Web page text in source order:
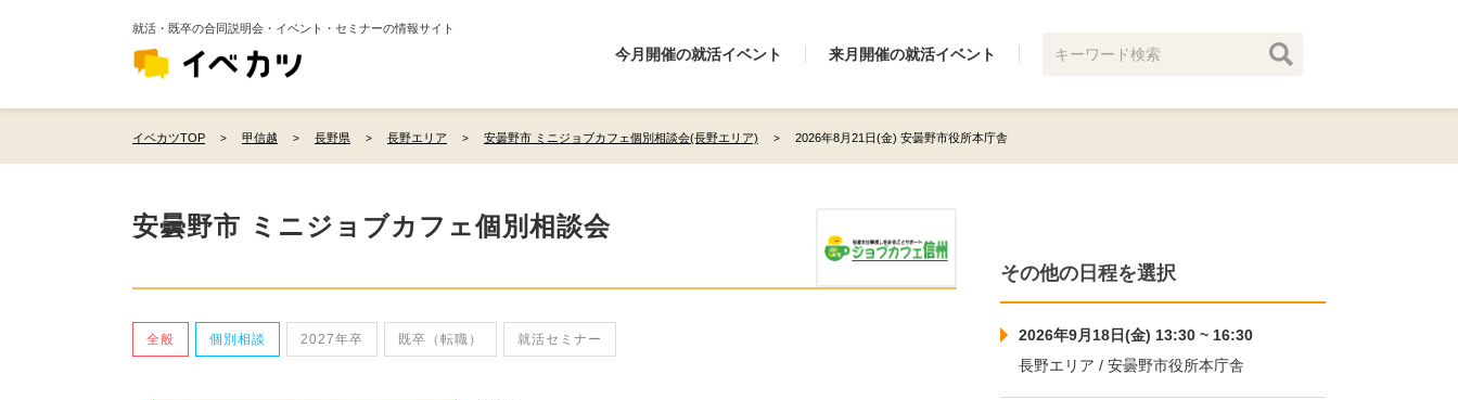
就活・既卒の合同説明会・イベント・セミナーの情報サイト
今月開催の就活イベント 来月開催の就活イベント
イベカツTOP 甲信越 長野県 長野エリア 安曇野市 ミニジョブカフェ個別相談会(長野エリア) 2026年8月21日(金) 安曇野市役所本庁舎
安曇野市 ミニジョブカフェ個別相談会
全般 個別相談 2027年卒 既卒（転職） 就活セミナー
その他の日程を選択
2026年9月18日(金) 13:30 ~ 16:30
長野エリア / 安曇野市役所本庁舎